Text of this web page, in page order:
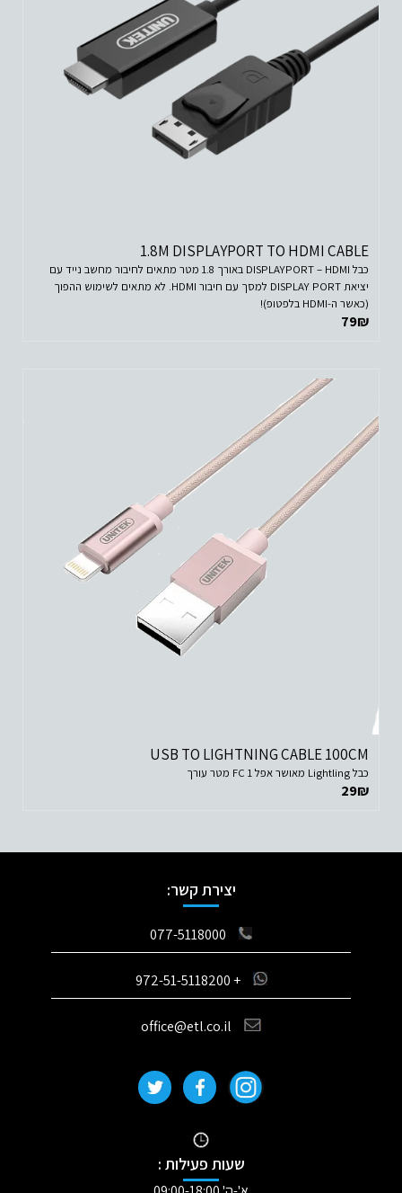
1.8M DISPLAYPORT TO HDMI CABLE
כבל DISPLAYPORT – HDMI באורך 1.8 מטר מתאים לחיבור מחשב נייד עם
יציאת DISPLAY PORT למסך עם חיבור HDMI. לא מתאים לשימוש ההפוך
(כאשר ה-HDMI בלפטופ)!
79₪
USB TO LIGHTNING CABLE 100CM
כבל Lightling מאושר אפל FC 1 מטר עורך
29₪
יצירת קשר:
077-5118000
+ 972-51-5118200
office@etl.co.il
שעות פעילות :